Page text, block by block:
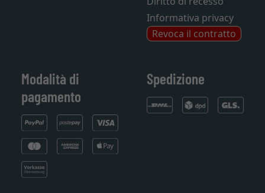
Informativa privacy
Revoca il contratto
Modalità di
pagamento
Spedizione